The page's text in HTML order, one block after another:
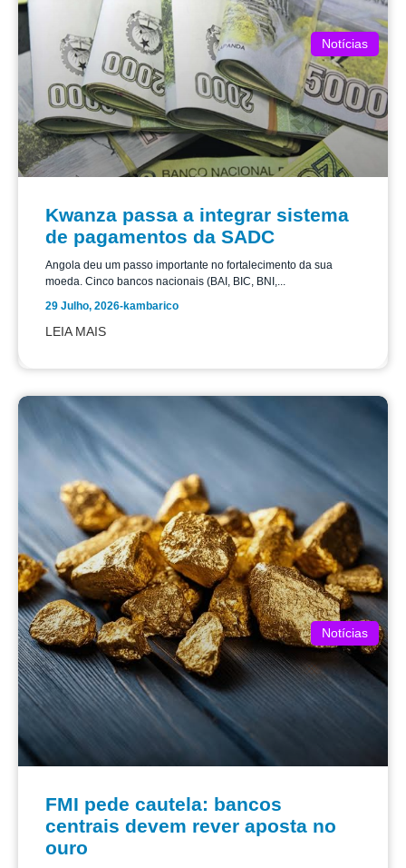
Notícias
Kwanza passa a integrar sistema
de pagamentos da SADC
Angola deu um passo importante no fortalecimento da sua
moeda. Cinco bancos nacionais (BAI, BIC, BNI,...
29 Julho, 2026-kambarico
LEIA MAIS
Notícias
FMI pede cautela: bancos
centrais devem rever aposta no
ouro